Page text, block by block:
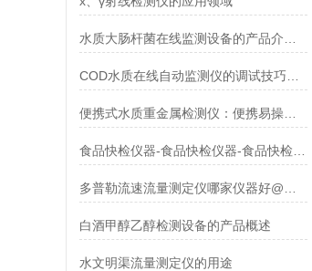
便携式水质重金属检测仪：便携易操作，守护水环境更放心
白酒甲醇乙醇检测设备的产品概述
水文明渠流量测定仪的用途